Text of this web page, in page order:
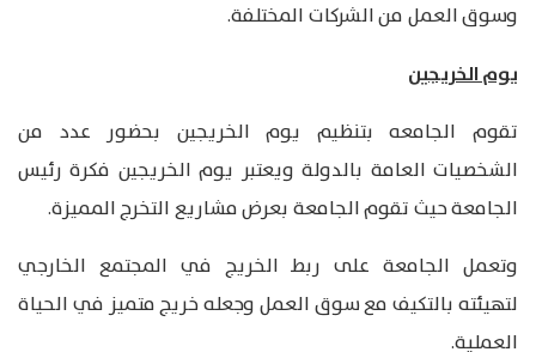
وسوق العمل من الشركات المختلفة.
يوم الخريجين
تقوم الجامعه بتنظيم يوم الخريجين بحضور عدد من
الشخصيات العامة بالدولة ويعتبر يوم الخريجين فكرة رئيس
الجامعة حيث تقوم الجامعة بعرض مشاريع التخرج المميزة.
وتعمل الجامعة على ربط الخريج في المجتمع الخارجي
لتهيئته بالتكيف مع سوق العمل وجعله خريج متميز في الحياة
العملية.